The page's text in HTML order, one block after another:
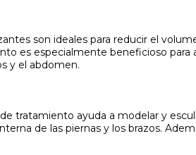
son ideales para reducir el
es especialmente beneficioso
y el abdomen.
tratamiento ayuda a modelar y
de las piernas y los brazos.